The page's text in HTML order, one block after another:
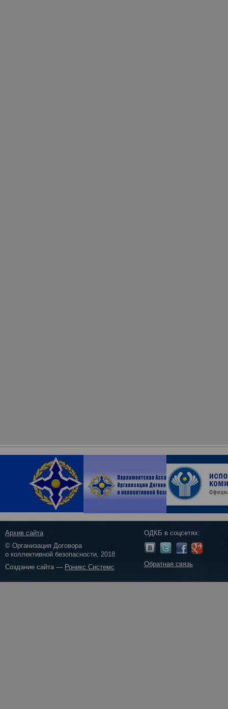
Архив сайта
© Организация Договора
о коллективной безопасности, 2018
Создание сайта — Роникс Системс
ОДКБ в соцсетях:
Обратная связь